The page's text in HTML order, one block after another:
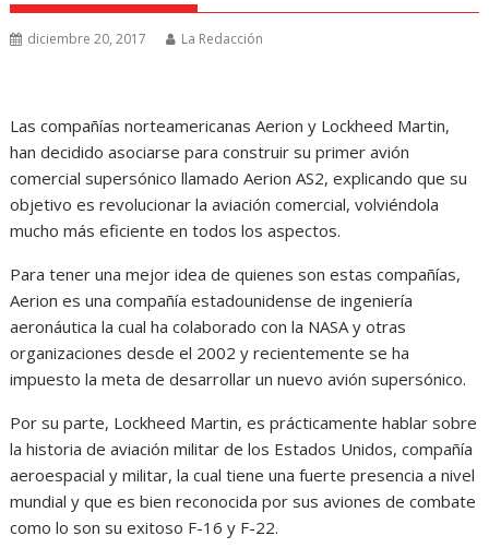
diciembre 20, 2017 La Redacción
Las compañías norteamericanas Aerion y Lockheed Martin,
han decidido asociarse para construir su primer avión
comercial supersónico llamado Aerion AS2, explicando que su
objetivo es revolucionar la aviación comercial, volviéndola
mucho más eficiente en todos los aspectos.
Para tener una mejor idea de quienes son estas compañías,
Aerion es una compañía estadounidense de ingeniería
aeronáutica la cual ha colaborado con la NASA y otras
organizaciones desde el 2002 y recientemente se ha
impuesto la meta de desarrollar un nuevo avión supersónico.
Por su parte, Lockheed Martin, es prácticamente hablar sobre
la historia de aviación militar de los Estados Unidos, compañía
aeroespacial y militar, la cual tiene una fuerte presencia a nivel
mundial y que es bien reconocida por sus aviones de combate
como lo son su exitoso F-16 y F-22.